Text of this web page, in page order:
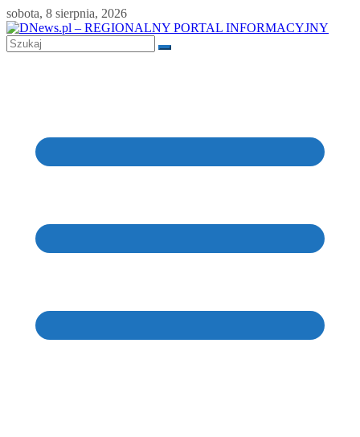
Skip
to
content
sobota, 8 sierpnia, 2026